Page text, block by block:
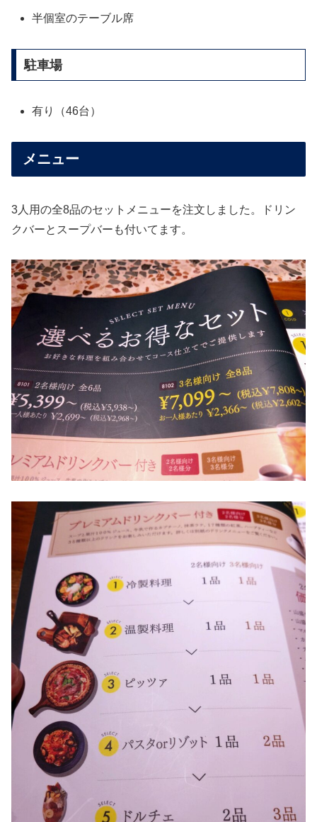
半個室のテーブル席
駐車場
有り（46台）
メニュー
3人用の全8品のセットメニューを注文しました。ドリン
クバーとスープバーも付いてます。